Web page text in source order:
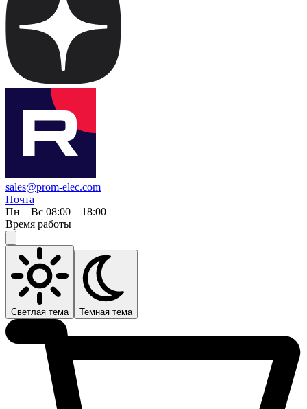
sales@prom-elec.com
Почта
Пн—Вс 08:00 – 18:00
Время работы
Светлая тема Темная тема